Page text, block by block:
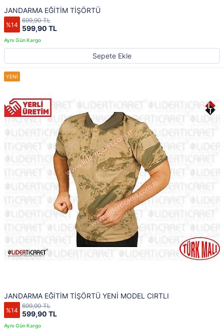
JANDARMA EĞİTİM TİŞÖRTÜ
%14 599,90 TL
699,90 TL
Sepete Ekle
JANDARMA EĞİTİM TİŞÖRTÜ YENİ MODEL CIRTLI
%14 599,90 TL
699,90 TL